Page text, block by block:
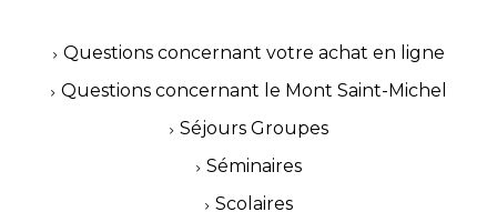
Questions concernant votre achat en ligne
Questions concernant le Mont Saint-Michel
Séjours Groupes
Séminaires
Scolaires